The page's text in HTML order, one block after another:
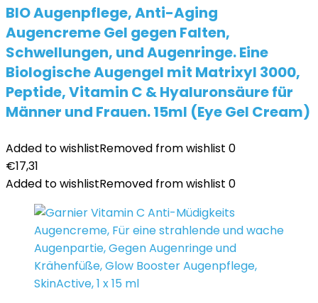
BIO Augenpflege, Anti-Aging
Augencreme Gel gegen Falten,
Schwellungen, und Augenringe. Eine
Biologische Augengel mit Matrixyl 3000,
Peptide, Vitamin C & Hyaluronsäure für
Männer und Frauen. 15ml (Eye Gel Cream)
Added to wishlistRemoved from wishlist 0
€17,31
Added to wishlistRemoved from wishlist 0